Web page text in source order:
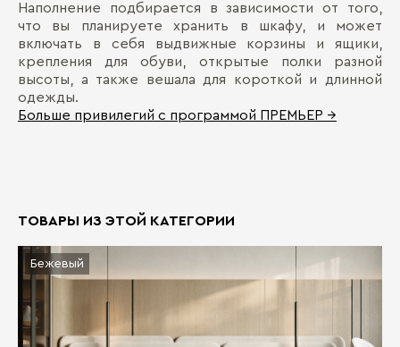
Наполнение подбирается в зависимости от того,
что вы планируете хранить в шкафу, и может
включать в себя выдвижные корзины и ящики,
крепления для обуви, открытые полки разной
высоты, а также вешала для короткой и длинной
одежды.
Больше привилегий с программой ПРЕМЬЕР →
ТОВАРЫ ИЗ ЭТОЙ КАТЕГОРИИ
Бежевый